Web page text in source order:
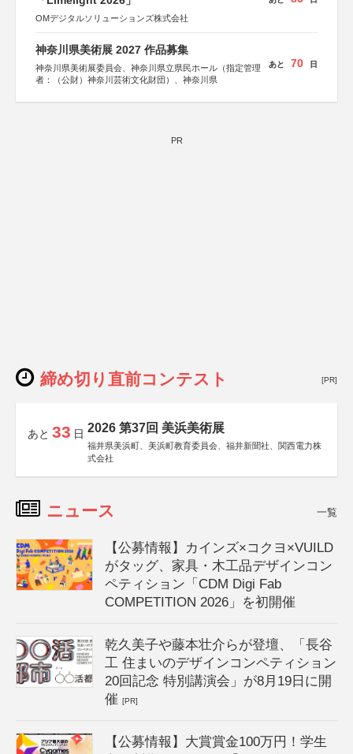
OMデジタルソリューションズ株式会社
神奈川県美術展 2027 作品募集
神奈川県美術展委員会、神奈川県立県民ホール（指定管理
者：（公財）神奈川芸術文化財団）、神奈川県
あと 70 日
PR
締め切り直前コンテスト [PR]
あと 33 日 2026 第37回 美浜美術展
福井県美浜町、美浜町教育委員会、福井新聞社、関西電力株
式会社
ニュース 一覧
【公募情報】カインズ×コクヨ×VUILD
がタッグ、家具・木工品デザインコン
ペティション「CDM Digi Fab
COMPETITION 2026」を初開催
乾久美子や藤本壮介らが登壇、「長谷
工 住まいのデザインコンペティション
20回記念 特別講演会」が8月19日に開
催[PR]
【公募情報】大賞賞金100万円！学生